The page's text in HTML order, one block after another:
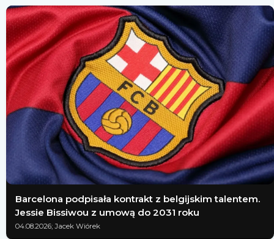
Barcelona podpisała kontrakt z belgijskim talentem.
Jessie Bissiwou z umową do 2031 roku
04.08.2026; Jacek Wiórek